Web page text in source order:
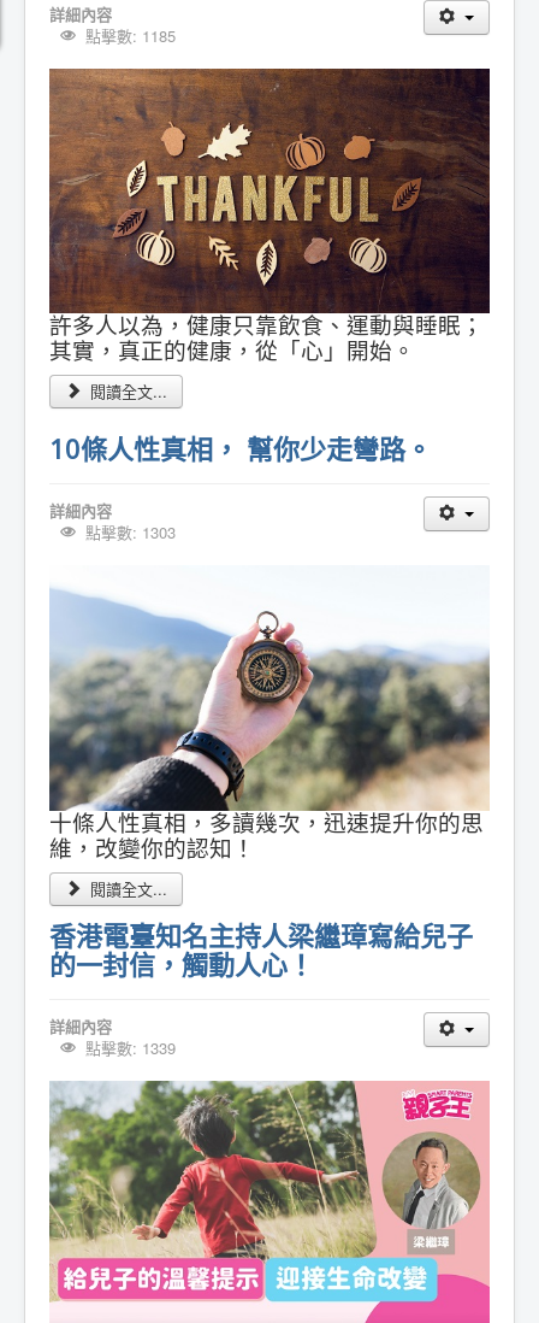
詳細內容
點擊數: 1185
許多人以為，健康只靠飲食、運動與睡眠；
其實，真正的健康，從「心」開始。
閱讀全文...
10條人性真相， 幫你少走彎路。
詳細內容
點擊數: 1303
十條人性真相，多讀幾次，迅速提升你的思
維，改變你的認知！
閱讀全文...
香港電臺知名主持人梁繼璋寫給兒子
的一封信，觸動人心！
詳細內容
點擊數: 1339